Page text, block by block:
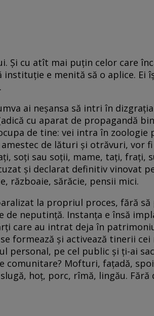
Şi cu atît mai puţin celor care
instituţie e menită să o aplice.
ai neşansa să intri în
cu aparat de propagandă
de tine: vei intra în
de lături şi otrăvuri, vor
soţi sau soţii, mame, taţi, fraţi,
şi declarat definitiv vinovat
războaie, sărăcie, pensii mici.
la propriul proces, fără
de neputinţă. Instanţa e însă
care au intrat deja în
formează şi activează tinerii
personal, pe cel public şi ţi-ai
comunitare? Mofturi, faţadă,
hoţ, porc, rîmă, lingău.